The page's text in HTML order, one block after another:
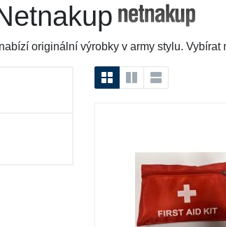
originální výrobky v army stylu.